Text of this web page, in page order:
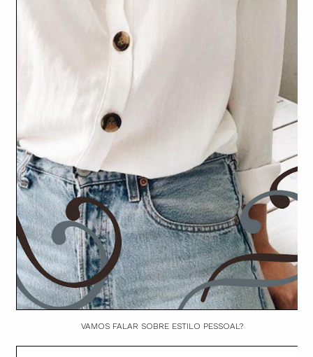
VAMOS FALAR SOBRE ESTILO PESSOAL?